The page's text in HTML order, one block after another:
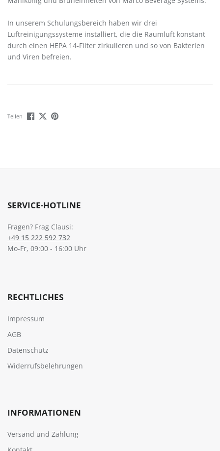
In unserem Schulungsbereich haben wir drei
Luftreinigungssysteme installiert, die die Raumluft konstant
durch einen HEPA 14-Filter zirkulieren und so von Bakterien
und Viren befreien.
Teilen
SERVICE-HOTLINE
Fragen? Frag Clausi:
+49 15 222 592 732
Mo-Fr, 09:00 - 16:00 Uhr
RECHTLICHES
Impressum
AGB
Datenschutz
Widerrufsbelehrungen
INFORMATIONEN
Versand und Zahlung